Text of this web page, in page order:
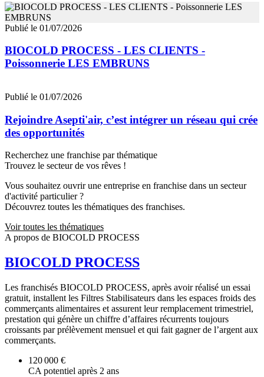
Publié le 01/07/2026
BIOCOLD PROCESS - LES CLIENTS -
Poissonnerie LES EMBRUNS
Publié le 01/07/2026
Rejoindre Asepti'air, c’est intégrer un réseau qui crée
des opportunités
Recherchez une franchise par thématique
Trouvez le secteur de vos rêves !
Vous souhaitez ouvrir une entreprise en franchise dans un secteur
d'activité particulier ?
Découvrez toutes les thématiques des franchises.
Voir toutes les thématiques
A propos de BIOCOLD PROCESS
BIOCOLD PROCESS
Les franchisés BIOCOLD PROCESS, après avoir réalisé un essai
gratuit, installent les Filtres Stabilisateurs dans les espaces froids des
commerçants alimentaires et assurent leur remplacement trimestriel,
prestation qui génère un chiffre d’affaires récurrents toujours
croissants par prélèvement mensuel et qui fait gagner de l’argent aux
commerçants.
120 000 €
CA potentiel après 2 ans